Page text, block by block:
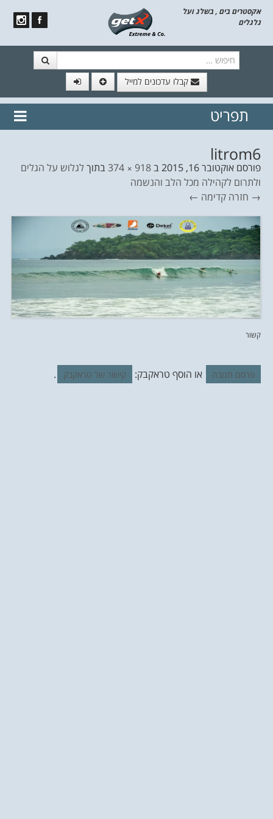
אקסטרים בים , בשלג ועל
גלגלים
קבלו עדכונים למייל
// הצטרף לרשימת תפוצה!
נשמח
תפריט
litrom6
פורסם אוקטובר 16, 2015 ב918 × 374 בתוך לגלוש על הגלים
ולתרום לקהילה מכל הלב והנשמה
→ חזרה קדימה ←
קשור
פרסם תגובה או הוסף טראקבק: קישור של טראקבק .